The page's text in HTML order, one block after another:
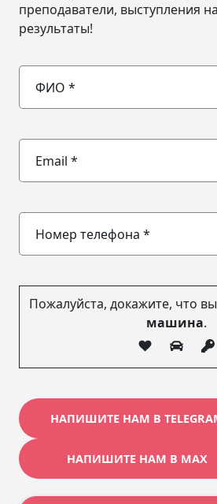
преподаватели, выступления
результаты!
Пожалуйста, докажите, что
машина.
НАПИШИТЕ НАМ В
НАПИШИТЕ НАМ В MAX